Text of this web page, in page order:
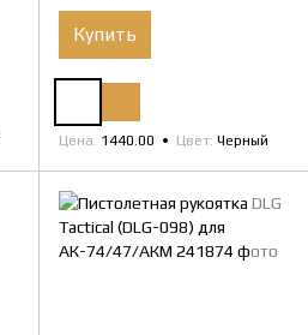
Купить
Цена 1440.00 Цвет Черный